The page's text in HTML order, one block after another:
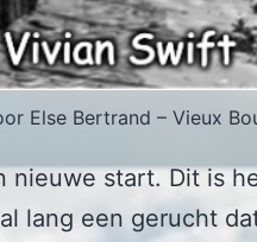
Else Bertrand – Vieux
nieuwe start. Dit is
lang een gerucht